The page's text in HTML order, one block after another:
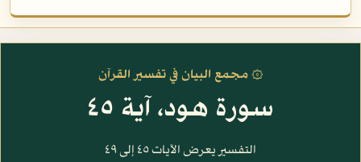
۞ مجمع البيان في تفسير القرآن
سورة هود، آية ٤٥
التفسير يعرض الآيات ٤٥ إلى ٤٩